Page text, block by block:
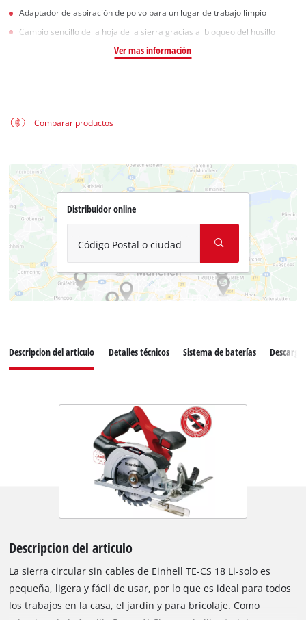
Adaptador de aspiración de polvo para un lugar de trabajo limpio
Cambio sencillo de la hoja de la sierra gracias al bloqueo del husillo
Ver mas información
Comparar productos
Distribuidor online
Código Postal o ciudad
Descripcion del articulo Detalles técnicos Sistema de baterías Descargas
Descripcion del articulo
La sierra circular sin cables de Einhell TE-CS 18 Li-solo es
pequeña, ligera y fácil de usar, por lo que es ideal para todos
los trabajos en la casa, el jardín y para bricolaje. Como